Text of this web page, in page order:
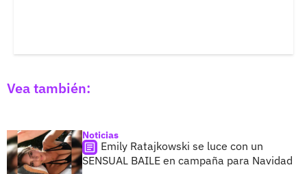
Vea también:
Noticias
Emily Ratajkowski se luce con un
SENSUAL BAILE en campaña para Navidad